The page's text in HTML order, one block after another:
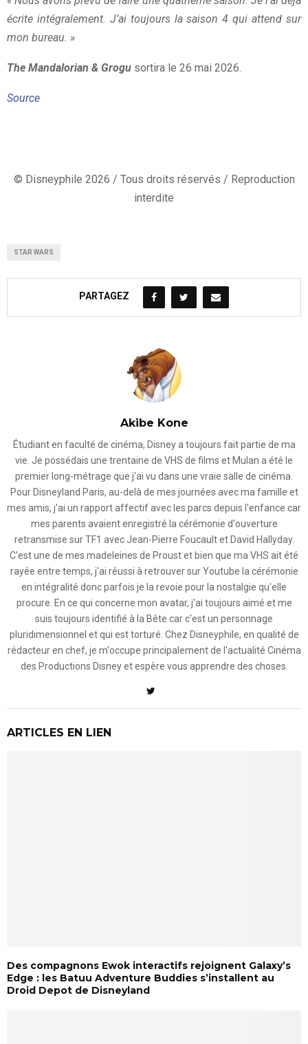
écrite intégralement. J’ai toujours la saison 4 qui attend sur
mon bureau. »
The Mandalorian & Grogu sortira le 26 mai 2026.
Source
© Disneyphile 2026 / Tous droits réservés / Reproduction
interdite
STAR WARS
PARTAGEZ
Akibe Kone
Étudiant en faculté de cinéma, Disney a toujours fait partie de ma
vie. Je possédais une trentaine de VHS de films et Mulan a été le
premier long-métrage que j'ai vu dans une vraie salle de cinéma.
Pour Disneyland Paris, au-delà de mes journées avec ma famille et
mes amis, j'ai un rapport affectif avec les parcs depuis l'enfance car
mes parents avaient enregistré la cérémonie d'ouverture
retransmise sur TF1 avec Jean-Pierre Foucault et David Hallyday.
C'est une de mes madeleines de Proust et bien que ma VHS ait été
rayée entre temps, j'ai réussi à retrouver sur Youtube la cérémonie
en intégralité donc parfois je la revoie pour la nostalgie qu'elle
procure. En ce qui concerne mon avatar, j'ai toujours aimé et me
suis toujours identifié à la Bête car c'est un personnage
pluridimensionnel et qui est torturé. Chez Disneyphile, en qualité de
rédacteur en chef, je m'occupe principalement de l'actualité Cinéma
des Productions Disney et espère vous apprendre des choses.
ARTICLES EN LIEN
Des compagnons Ewok interactifs rejoignent Galaxy’s
Edge : les Batuu Adventure Buddies s’installent au
Droid Depot de Disneyland